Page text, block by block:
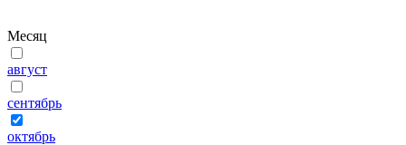
Месяц
август
сентябрь
октябрь